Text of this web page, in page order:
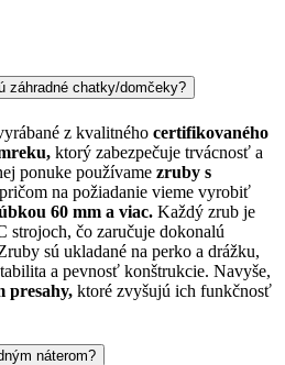
záhradné chatky/domčeky?
z kvalitného certifikovaného
ktorý zabezpečuje trvácnosť a
ponuke používame zruby s
pričom na požiadanie vieme vyrobiť
60 mm a viac. Každý zrub je
strojoch, čo zaručuje dokonalú
sú ukladané na perko a drážku,
a pevnosť konštrukcie. Navyše,
presahy, ktoré zvyšujú ich funkčnosť
náterom?